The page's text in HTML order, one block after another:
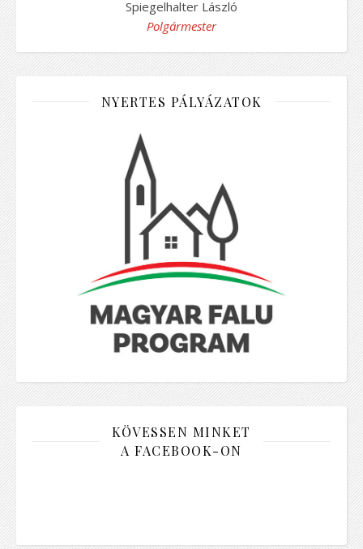
Spiegelhalter László
Polgármester
NYERTES PÁLYÁZATOK
KÖVESSEN MINKET
A FACEBOOK-ON